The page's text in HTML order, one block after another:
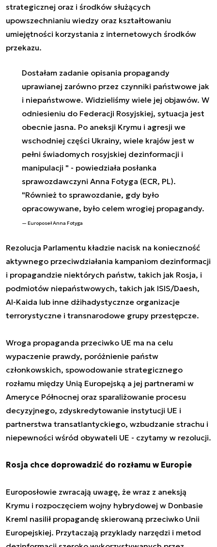
strategicznej oraz i środków służących
upowszechnianiu wiedzy oraz kształtowaniu
umiejętności korzystania z internetowych środków
przekazu.
Dostałam zadanie opisania propagandy
uprawianej zarówno przez czynniki państwowe jak
i niepaństwowe. Widzieliśmy wiele jej objawów. W
odniesieniu do Federacji Rosyjskiej, sytuacja jest
obecnie jasna. Po aneksji Krymu i agresji we
wschodniej części Ukrainy, wiele krajów jest w
pełni świadomych rosyjskiej dezinformacji i
manipulacji " - powiedziała posłanka
sprawozdawczyni Anna Fotyga (ECR, PL).
"Również to sprawozdanie, gdy było
opracowywane, było celem wrogiej propagandy.
Europoseł Anna Fotyga
Rezolucja Parlamentu kładzie nacisk na konieczność
aktywnego przeciwdziałania kampaniom dezinformacji
i propagandzie niektórych państw, takich jak Rosja, i
podmiotów niepaństwowych, takich jak ISIS/Daesh,
Al-Kaida lub inne dżihadystycznze organizacje
terrorystyczne i transnarodowe grupy przestępcze.
Wroga propaganda przeciwko UE ma na celu
wypaczenie prawdy, poróżnienie państw
członkowskich, spowodowanie strategicznego
rozłamu między Unią Europejską a jej partnerami w
Ameryce Północnej oraz sparaliżowanie procesu
decyzyjnego, zdyskredytowanie instytucji UE i
partnerstwa transatlantyckiego, wzbudzanie strachu i
niepewności wśród obywateli UE - czytamy w rezolucji.
Rosja chce doprowadzić do rozłamu w Europie
Europosłowie zwracają uwagę, że wraz z aneksją
Krymu i rozpoczęciem wojny hybrydowej w Donbasie
Kreml nasilił propagandę skierowaną przeciwko Unii
Europejskiej. Przytaczają przyklady narzędzi i metod